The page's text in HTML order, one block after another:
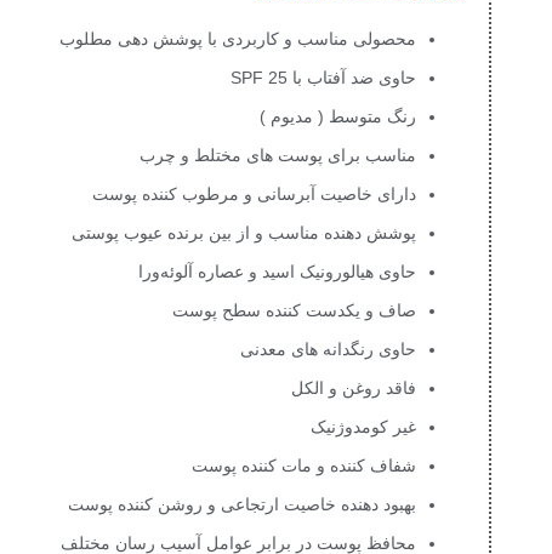
محصولی مناسب و کاربردی با پوشش دهی مطلوب
حاوی ضد آفتاب با SPF 25
رنگ متوسط ( مدیوم )
مناسب برای پوست های مختلط و چرب
دارای خاصیت آبرسانی و مرطوب کننده پوست
پوشش دهنده مناسب و از بین برنده عیوب پوستی
حاوی هیالورونیک اسید و عصاره آلوئه‌ورا
صاف و یکدست کننده سطح پوست
حاوی رنگدانه ‌های معدنی
فاقد روغن و الکل
غیر کومدوژنیک
شفاف کننده و مات کننده پوست
بهبود دهنده خاصیت ارتجاعی و روشن کننده پوست
محافظ پوست در برابر عوامل آسیب رسان مختلف